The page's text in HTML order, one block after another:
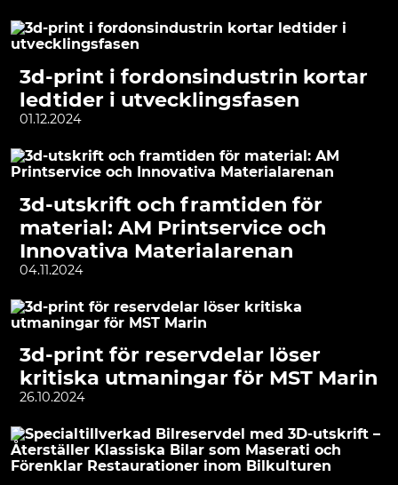
3d-print i fordonsindustrin kortar
ledtider i utvecklingsfasen
01.12.2024
3d-utskrift och framtiden för
material: AM Printservice och
Innovativa Materialarenan
04.11.2024
3d-print för reservdelar löser
kritiska utmaningar för MST Marin
26.10.2024